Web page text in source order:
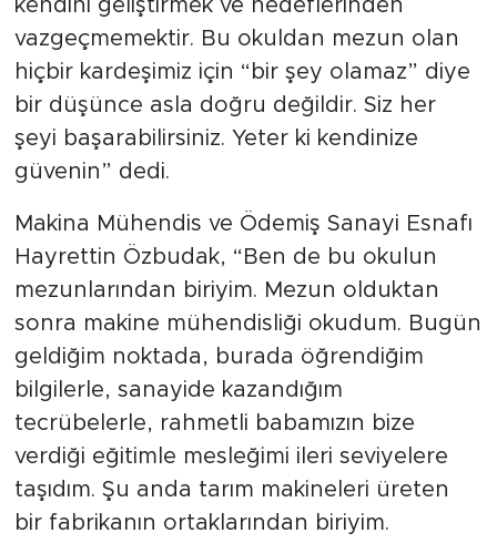
kendini geliştirmek ve hedeflerinden
vazgeçmemektir. Bu okuldan mezun olan
hiçbir kardeşimiz için “bir şey olamaz” diye
bir düşünce asla doğru değildir. Siz her
şeyi başarabilirsiniz. Yeter ki kendinize
güvenin” dedi.
Makina Mühendis ve Ödemiş Sanayi Esnafı
Hayrettin Özbudak, “Ben de bu okulun
mezunlarından biriyim. Mezun olduktan
sonra makine mühendisliği okudum. Bugün
geldiğim noktada, burada öğrendiğim
bilgilerle, sanayide kazandığım
tecrübelerle, rahmetli babamızın bize
verdiği eğitimle mesleğimi ileri seviyelere
taşıdım. Şu anda tarım makineleri üreten
bir fabrikanın ortaklarından biriyim.